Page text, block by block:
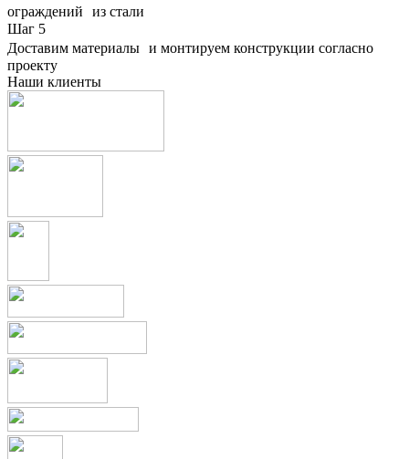
ограждений из стали
Шаг 5
Доставим материалы и монтируем конструкции согласно
проекту
Наши клиенты